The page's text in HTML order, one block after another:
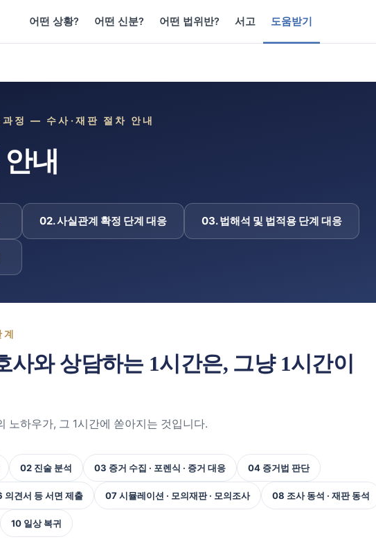
어떤 상황? 어떤 신분? 어떤 법위반? 서고 도움받기
정 — 수사·재판 절차 안내
내
02. 사실관계 확정 단계 대응 03. 법해석 및 법적용 단계 대응
사와 상담하는 1시간은,그냥 1시간이
노하우가, 그 1시간에 쏟아지는 것입니다.
02 진술 분석 03 증거 수집 · 포렌식 · 증거 대응 04 증거법 판단
의견서 등 서면 제출 07 시뮬레이션 · 모의재판 · 모의조사 08 조사 동석 · 재판 동석
10 일상 복귀